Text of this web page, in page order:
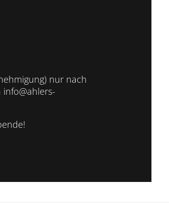
nur nach